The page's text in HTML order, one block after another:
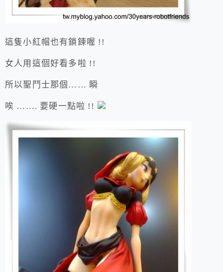
這隻小紅帽也有鎖鍊喔 !!
女人用這個好看多啦 !!
所以聖鬥士那個…… 瞬
唉 ……. 要硬一點啦 !!